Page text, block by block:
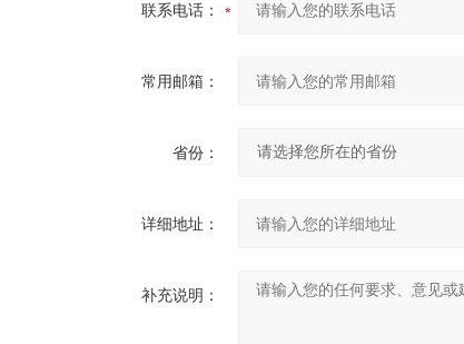
联系电话：
常用邮箱：
省份：
详细地址：
补充说明：